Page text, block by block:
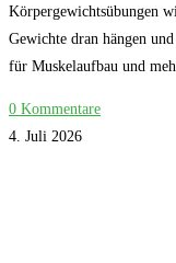
Körpergewichtsübungen
Gewichte dran hängen
für Muskelaufbau und
0 Kommentare
4. Juli 2026